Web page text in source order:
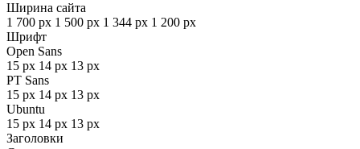
Ширина сайта
1 700 px 1 500 px 1 344 px 1 200 px
Шрифт
Open Sans
15 px 14 px 13 px
PT Sans
15 px 14 px 13 px
Ubuntu
15 px 14 px 13 px
Заголовки